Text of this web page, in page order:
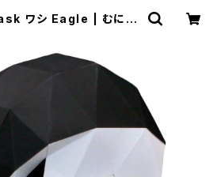
ワシ Eagle | むにむ